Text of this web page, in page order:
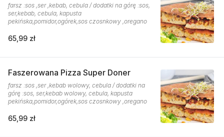
farsz :sos ,ser ,kebab, cebula / dodatki na górę :sos,
ser,kebab, cebula, kapusta
pekińska,pomidor,ogórek,sos czosnkowy ,oregano
65,99 zł
Faszerowana Pizza Super Doner
farsz :sos ,ser ,kebab wolowy, cebula / dodatki na
górę :sos, ser,kebab wolowy, cebula, kapusta
pekińska,pomidor,ogórek,sos czosnkowy ,oregano
65,99 zł